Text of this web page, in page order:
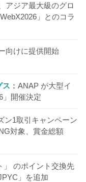
アジア最大級のグロ
」とのコラ
向けに提供開始
ス
ANAP が大型イ
」開催決定
ン1取引キャンペーン
対象、賞金総額
」 のポイント交換先
」を追加